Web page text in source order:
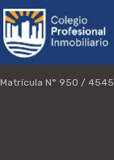
Matrícula N° 950 / 4545